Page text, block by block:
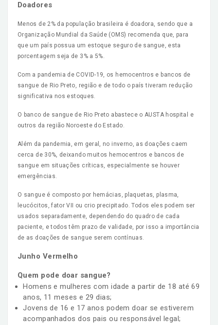
Doadores
Menos de 2% da população brasileira é doadora, sendo que a
Organização Mundial da Saúde (OMS) recomenda que, para
que um país possua um estoque seguro de sangue, esta
porcentagem seja de 3% a 5%.
Com a pandemia de COVID-19, os hemocentros e bancos de
sangue de Rio Preto, região e de todo o país tiveram redução
significativa nos estoques.
O banco de sangue de Rio Preto abastece o AUSTA hospital e
outros da região Noroeste do Estado.
Além da pandemia, em geral, no inverno, as doações caem
cerca de 30%, deixando muitos hemocentros e bancos de
sangue em situações críticas, especialmente se houver
emergências.
O sangue é composto por hemácias, plaquetas, plasma,
leucócitos, fator VII ou crio precipitado. Todos eles podem ser
usados separadamente, dependendo do quadro de cada
paciente, e todos têm prazo de validade, por isso a importância
de as doações de sangue serem contínuas.
Junho Vermelho
Quem pode doar sangue?
Homens e mulheres com idade a partir de 18 até 69
anos, 11 meses e 29 dias;
Jovens de 16 e 17 anos podem doar se estiverem
acompanhados dos pais ou responsável legal;